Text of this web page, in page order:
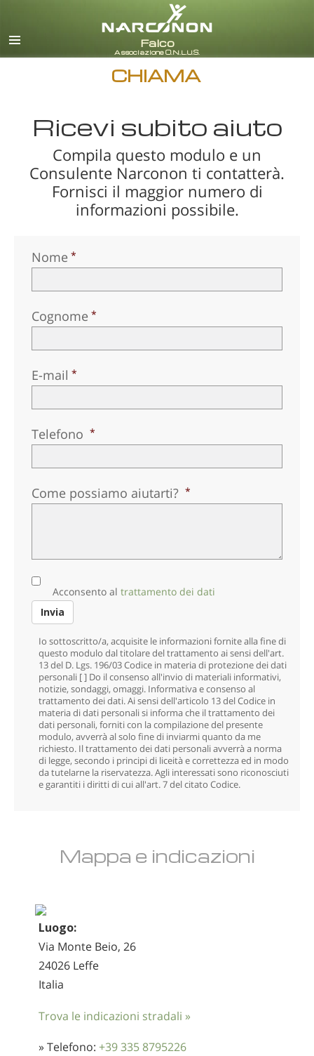
italiano
CHIAMA
Ricevi subito aiuto
Compila questo modulo e un
Consulente Narconon ti contatterà.
Fornisci il maggior numero di
informazioni possibile.
Nome
Cognome
E-mail
Telefono
Come possiamo aiutarti?
Acconsento al trattamento dei dati
Invia
Io sottoscritto/a, acquisite le informazioni fornite alla fine di
questo modulo dal titolare del trattamento ai sensi dell'art.
13 del D. Lgs. 196/03 Codice in materia di protezione dei dati
personali [ ] Do il consenso all'invio di materiali informativi,
notizie, sondaggi, omaggi. Informativa e consenso al
trattamento dei dati. Ai sensi dell'articolo 13 del Codice in
materia di dati personali si informa che il trattamento dei
dati personali, forniti con la compilazione del presente
modulo, avverrà al solo fine di inviarmi quanto da me
richiesto. Il trattamento dei dati personali avverrà a norma
di legge, secondo i principi di liceità e correttezza ed in modo
da tutelarne la riservatezza. Agli interessati sono riconosciuti
e garantiti i diritti di cui all'art. 7 del citato Codice.
Mappa e indicazioni
Luogo:
Via Monte Beio, 26
24026 Leffe
Italia
Trova le indicazioni stradali »
» Telefono: +39 335 8795226